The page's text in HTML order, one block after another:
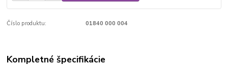
Číslo produktu: 01840 000 004
Kompletné špecifikácie